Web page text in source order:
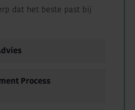
dat het beste past bij
Process